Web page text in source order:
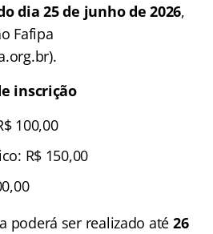
dia 25 de junho de 2026,
Fafipa
inscrição
100,00
R$ 150,00
poderá ser realizado até 26